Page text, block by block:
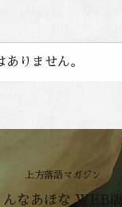
りません。
上方落語マガジン
んなあほな WEB版